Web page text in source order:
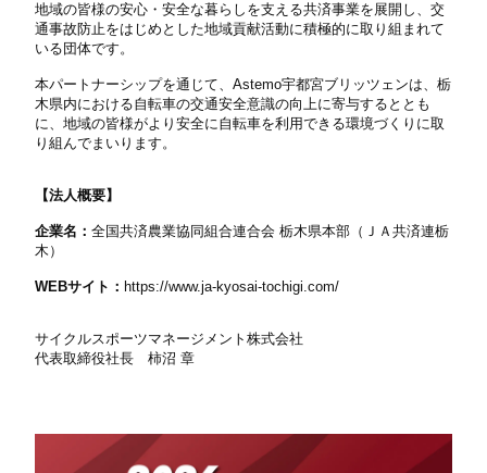
地域の皆様の安心・安全な暮らしを支える共済事業を展開し、交
通事故防止をはじめとした地域貢献活動に積極的に取り組まれて
いる団体です。
本パートナーシップを通じて、Astemo宇都宮ブリッツェンは、栃
木県内における自転車の交通安全意識の向上に寄与するととも
に、地域の皆様がより安全に自転車を利用できる環境づくりに取
り組んでまいります。
【法人概要】
企業名：全国共済農業協同組合連合会 栃木県本部（ＪＡ共済連栃
木）
WEBサイト： https://www.ja-kyosai-tochigi.com/
サイクルスポーツマネージメント株式会社
代表取締役社長 柿沼 章